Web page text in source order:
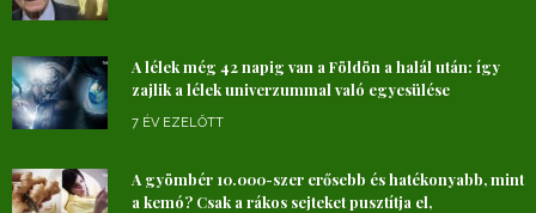
A lélek még 42 napig van a Földön a halál után: így
zajlik a lélek univerzummal való egyesülése
7 ÉV EZELŐTT
A gyömbér 10.000-szer erősebb és hatékonyabb, mint
a kemó? Csak a rákos sejteket pusztítja el,